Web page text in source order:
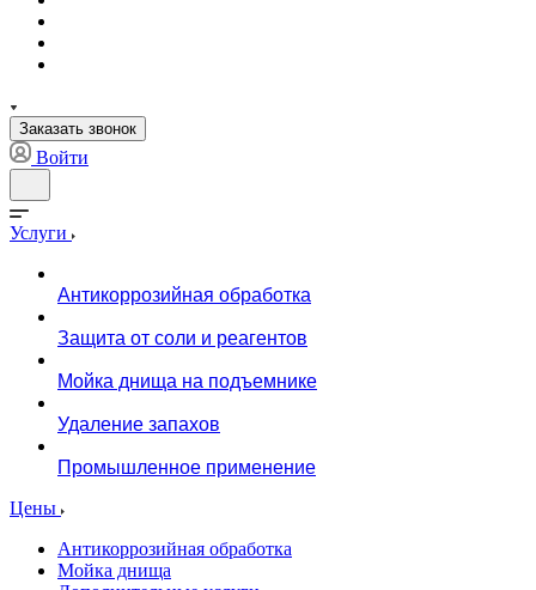
Заказать звонок
Войти
Услуги
Антикоррозийная обработка
Защита от соли и реагентов
Мойка днища на подъемнике
Удаление запахов
Промышленное применение
Цены
Антикоррозийная обработка
Мойка днища